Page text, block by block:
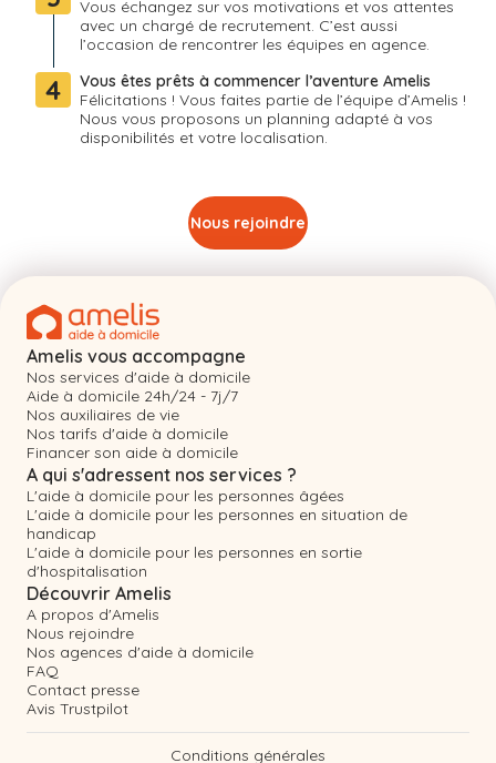
Vous échangez sur vos motivations et vos attentes
avec un chargé de recrutement. C’est aussi
l’occasion de rencontrer les équipes en agence.
4
Vous êtes prêts à commencer l’aventure Amelis
Félicitations ! Vous faites partie de l’équipe d’Amelis !
Nous vous proposons un planning adapté à vos
disponibilités et votre localisation.
Nous rejoindre
Amelis vous accompagne
Nos services d'aide à domicile
Aide à domicile 24h/24 - 7j/7
Nos auxiliaires de vie
Nos tarifs d'aide à domicile
Financer son aide à domicile
A qui s'adressent nos services ?
L'aide à domicile pour les personnes âgées
L'aide à domicile pour les personnes en situation de
handicap
L'aide à domicile pour les personnes en sortie
d'hospitalisation
Découvrir Amelis
A propos d'Amelis
Nous rejoindre
Nos agences d'aide à domicile
FAQ
Contact presse
Avis Trustpilot
Conditions générales